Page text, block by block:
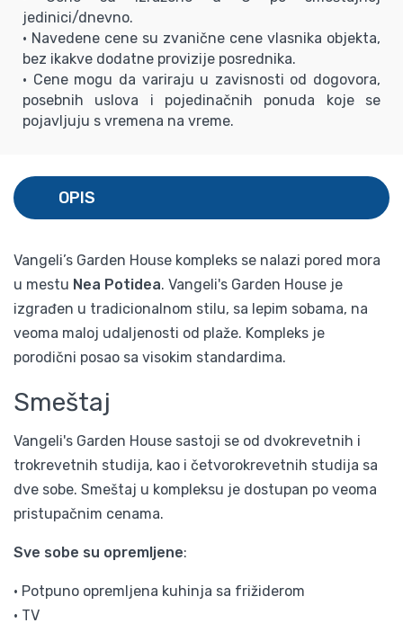
jedinici/dnevno.
• Navedene cene su zvanične cene vlasnika objekta,
bez ikakve dodatne provizije posrednika.
• Cene mogu da variraju u zavisnosti od dogovora,
posebnih uslova i pojedinačnih ponuda koje se
pojavljuju s vremena na vreme.
OPIS
Vangeli’s Garden House kompleks se nalazi pored mora
u mestu Nea Potidea. Vangeli's Garden House je
izgrađen u tradicionalnom stilu, sa lepim sobama, na
veoma maloj udaljenosti od plaže. Kompleks je
porodični posao sa visokim standardima.
Smeštaj
Vangeli's Garden House sastoji se od dvokrevetnih i
trokrevetnih studija, kao i četvorokrevetnih studija sa
dve sobe. Smeštaj u kompleksu je dostupan po veoma
pristupačnim cenama.
Sve sobe su opremljene:
• Potpuno opremljena kuhinja sa frižiderom
• TV